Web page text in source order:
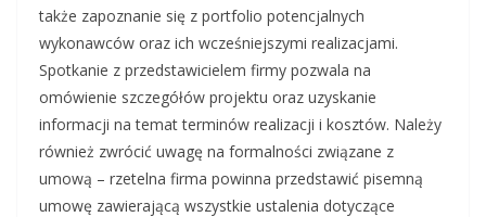
także zapoznanie się z portfolio potencjalnych
wykonawców oraz ich wcześniejszymi realizacjami.
Spotkanie z przedstawicielem firmy pozwala na
omówienie szczegółów projektu oraz uzyskanie
informacji na temat terminów realizacji i kosztów. Należy
również zwrócić uwagę na formalności związane z
umową – rzetelna firma powinna przedstawić pisemną
umowę zawierającą wszystkie ustalenia dotyczące